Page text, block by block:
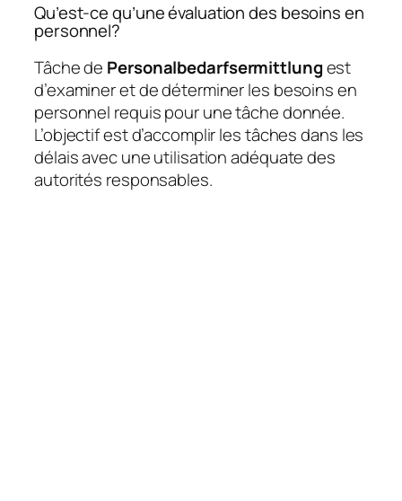
Qu’est-ce qu’une évaluation des besoins en
personnel?
Tâche de Personalbedarfsermittlungest
d’examiner et de déterminer les besoins en
personnel requis pour une tâche donnée.
L’objectif est d’accomplir les tâches dans les
délais avec une utilisation adéquate des
autorités responsables.